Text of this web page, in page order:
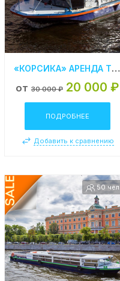
«КОРСИКА» АРЕНДА ТЕПЛОХОДА В СПБ
от 30 000 ₽ 20 000 ₽
ПОДРОБНЕЕ
Добавить к сравнению
50 чел.